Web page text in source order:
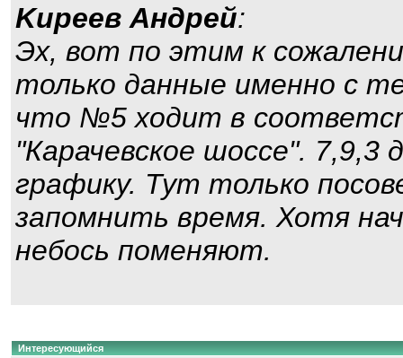
Kиpeeв Aндpeй:
Эх, вот по этим к
только данные именно с
что №5 ходит в
"Карачевское шоссе".
графику. Тут только
запомнить время. Хотя
небось поменяют.
Интересующийся